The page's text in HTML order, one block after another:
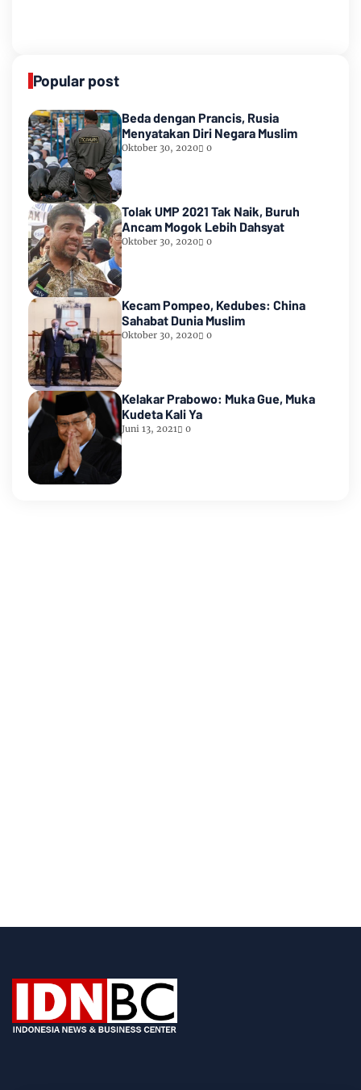
Popular post
Beda dengan Prancis, Rusia
Menyatakan Diri Negara Muslim
Oktober 30, 2020 0
Tolak UMP 2021 Tak Naik, Buruh
Ancam Mogok Lebih Dahsyat
Oktober 30, 2020 0
Kecam Pompeo, Kedubes: China
Sahabat Dunia Muslim
Oktober 30, 2020 0
Kelakar Prabowo: Muka Gue, Muka
Kudeta Kali Ya
Juni 13, 2021 0